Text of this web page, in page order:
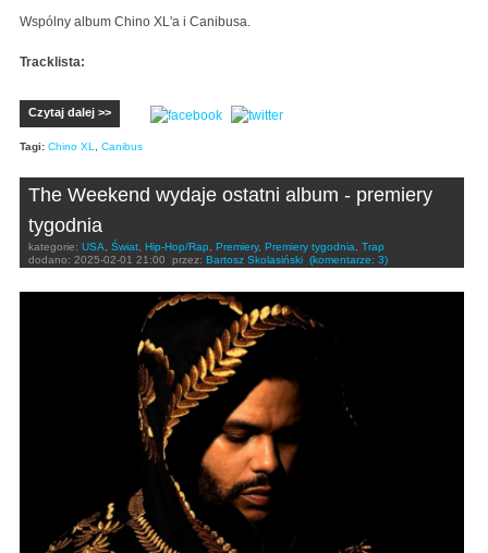
Wspólny album Chino XL'a i Canibusa.
Tracklista:
Czytaj dalej >>
Tagi: Chino XL Canibus
The Weekend wydaje ostatni album - premiery
tygodnia
kategorie: USA Świat Hip-Hop/Rap Premiery, Premiery tygodnia
Trap
dodano: 2025-02-01 21:00 przez: Bartosz Skolasiński (komentarze: 3)